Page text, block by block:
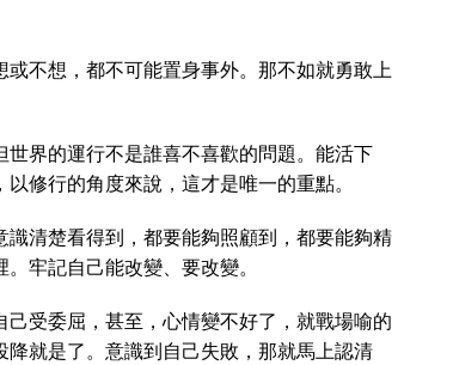
不想，都不可能置身事外。那不如就勇敢上
界的運行不是誰喜不喜歡的問題。能活下
修行的角度來說，這才是唯一的重點。
清楚看得到，都要能夠照顧到，都要能夠精
牢記自己能改變、要改變。
受委屈，甚至，心情變不好了，就戰場喻的
就是了。意識到自己失敗，那就馬上認清